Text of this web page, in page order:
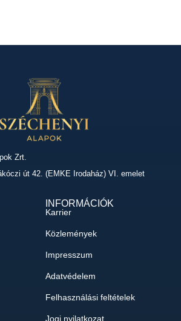
Zrt.
út 42. (EMKE Irodaház) VI. emelet
INFORMÁCIÓK
Karrier
Közlemények
Impresszum
Adatvédelem
Felhasználási feltételek
Jogi nyilatkozat